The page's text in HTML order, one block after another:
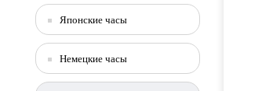
Японские часы
Немецкие часы